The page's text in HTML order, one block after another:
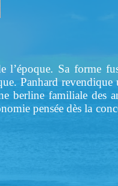
Sa forme
Panhard
berline familiale des
pensée dès la